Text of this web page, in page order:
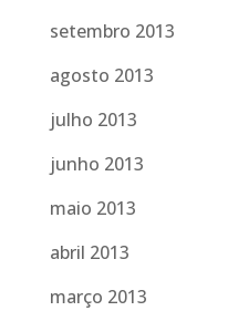
setembro 2013
agosto 2013
julho 2013
junho 2013
maio 2013
abril 2013
março 2013